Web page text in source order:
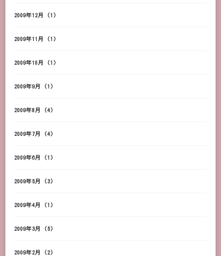
2009年12月 (1)
2009年11月 (1)
2009年10月 (1)
2009年9月 (1)
2009年8月 (4)
2009年7月 (4)
2009年6月 (1)
2009年5月 (3)
2009年4月 (1)
2009年3月 (5)
2009年2月 (2)